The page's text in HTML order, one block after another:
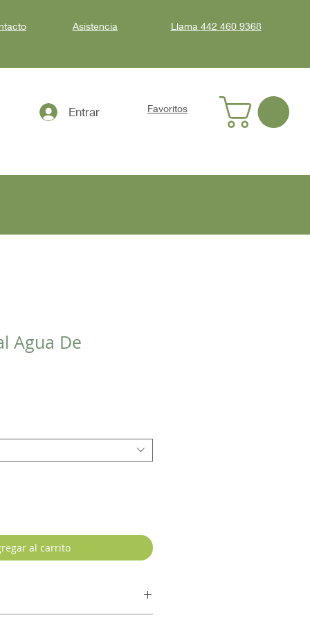
Asistencia Llama 442 460 9368
Entrar Favoritos
Agua De
al carrito